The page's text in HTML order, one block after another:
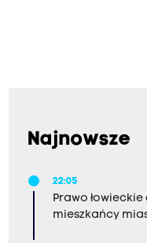
Najnowsze
22:05
Prawo
mieszkańcy